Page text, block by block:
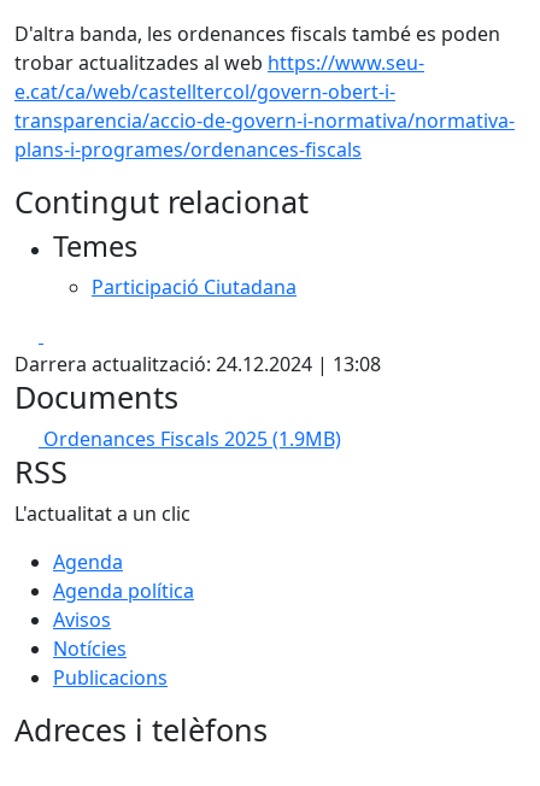
D'altra banda, les ordenances fiscals també es poden
trobar actualitzades al web https://www.seu-
e.cat/ca/web/castelltercol/govern-obert-i-
transparencia/accio-de-govern-i-normativa/normativa-
plans-i-programes/ordenances-fiscals
Contingut relacionat
Temes
Participació Ciutadana
Darrera actualització: 24.12.2024 | 13:08
Documents
Ordenances Fiscals 2025(1.9MB)
RSS
L'actualitat a un clic
Agenda
Agenda política
Avisos
Notícies
Publicacions
Adreces i telèfons